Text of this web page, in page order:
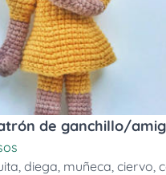
de ganchillo/
, diega, muñeca, ciervo,